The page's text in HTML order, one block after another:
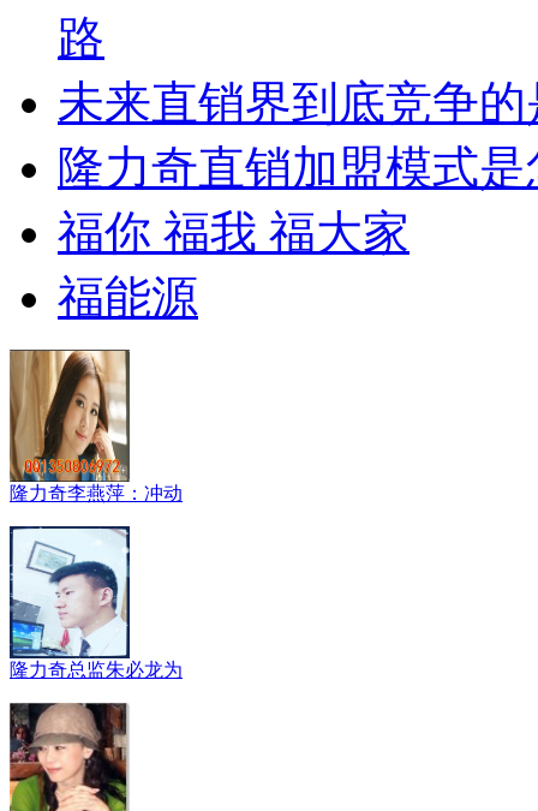
路
未来直销界到底竞争
隆力奇直销加盟模式
福你 福我 福大家
福能源
隆力奇李燕萍：冲动
隆力奇总监朱必龙为